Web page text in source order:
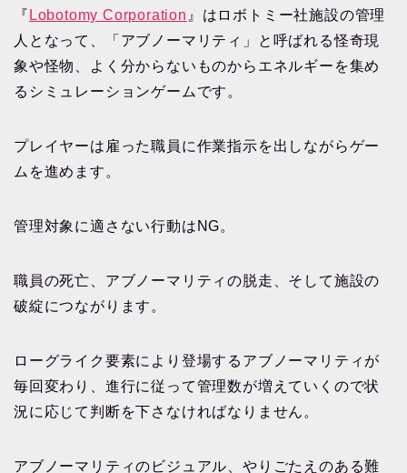
『 Lobotomy Corporation 』はロボトミー社施設の管理
人となって、「アブノーマリティ」と呼ばれる怪奇現
象や怪物、よく分からないものからエネルギーを集め
るシミュレーションゲームです。
プレイヤーは雇った職員に作業指示を出しながらゲー
ムを進めます。
管理対象に適さない行動はNG。
職員の死亡、アブノーマリティの脱走、そして施設の
破綻につながります。
ローグライク要素により登場するアブノーマリティが
毎回変わり、進行に従って管理数が増えていくので状
況に応じて判断を下さなければなりません。
アブノーマリティのビジュアル、やりごたえのある難